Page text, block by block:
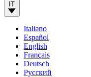
IT
Italiano
Español
English
Français
Deutsch
Русский